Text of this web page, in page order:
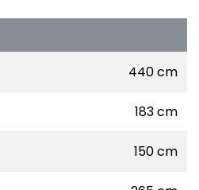
440 cm
183 cm
150 cm